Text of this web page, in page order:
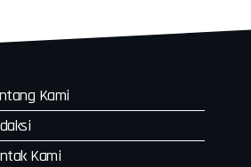
Kami
Kami